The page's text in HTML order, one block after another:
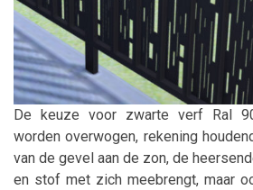
De keuze voor zwarte verf Ral
worden overwogen, rekening
van de gevel aan de zon, de
en stof met zich meebrengt, maar